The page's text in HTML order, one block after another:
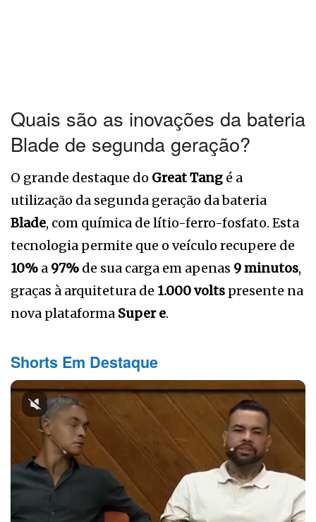
Quais são as inovações da bateria
Blade de segunda geração?
O grande destaque do Great Tang é a
utilização da segunda geração da bateria
Blade, com química de lítio-ferro-fosfato. Esta
tecnologia permite que o veículo recupere de
10% a 97% de sua carga em apenas 9 minutos,
graças à arquitetura de 1.000 volts presente na
nova plataforma Super e.
Shorts Em Destaque